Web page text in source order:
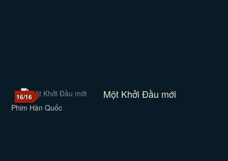
16/16 Một Khởi Đầu mới
Phim Hàn Quốc